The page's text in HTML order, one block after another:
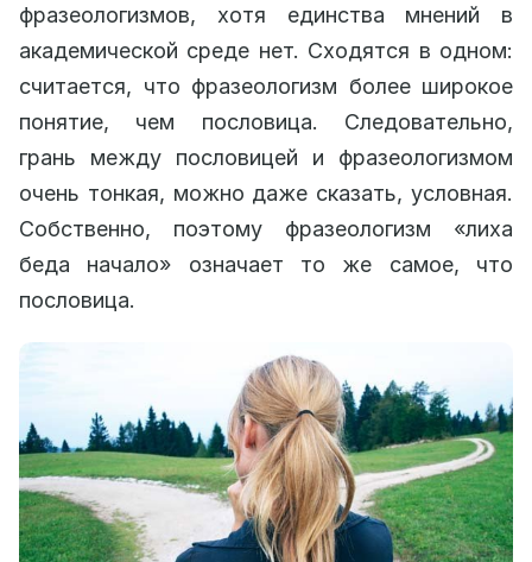
фразеологизмов, хотя единства мнений в
академической среде нет. Сходятся в одном:
считается, что фразеологизм более широкое
понятие, чем пословица. Следовательно,
грань между пословицей и фразеологизмом
очень тонкая, можно даже сказать, условная.
Собственно, поэтому фразеологизм «лиха
беда начало» означает то же самое, что
пословица.